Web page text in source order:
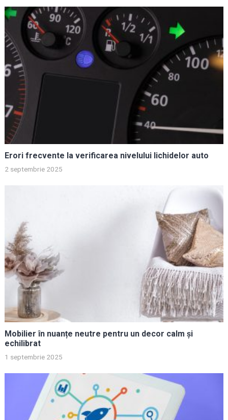
Erori frecvente la verificarea nivelului lichidelor auto
2 septembrie 2025
Mobilier în nuanțe neutre pentru un decor calm și
echilibrat
1 septembrie 2025